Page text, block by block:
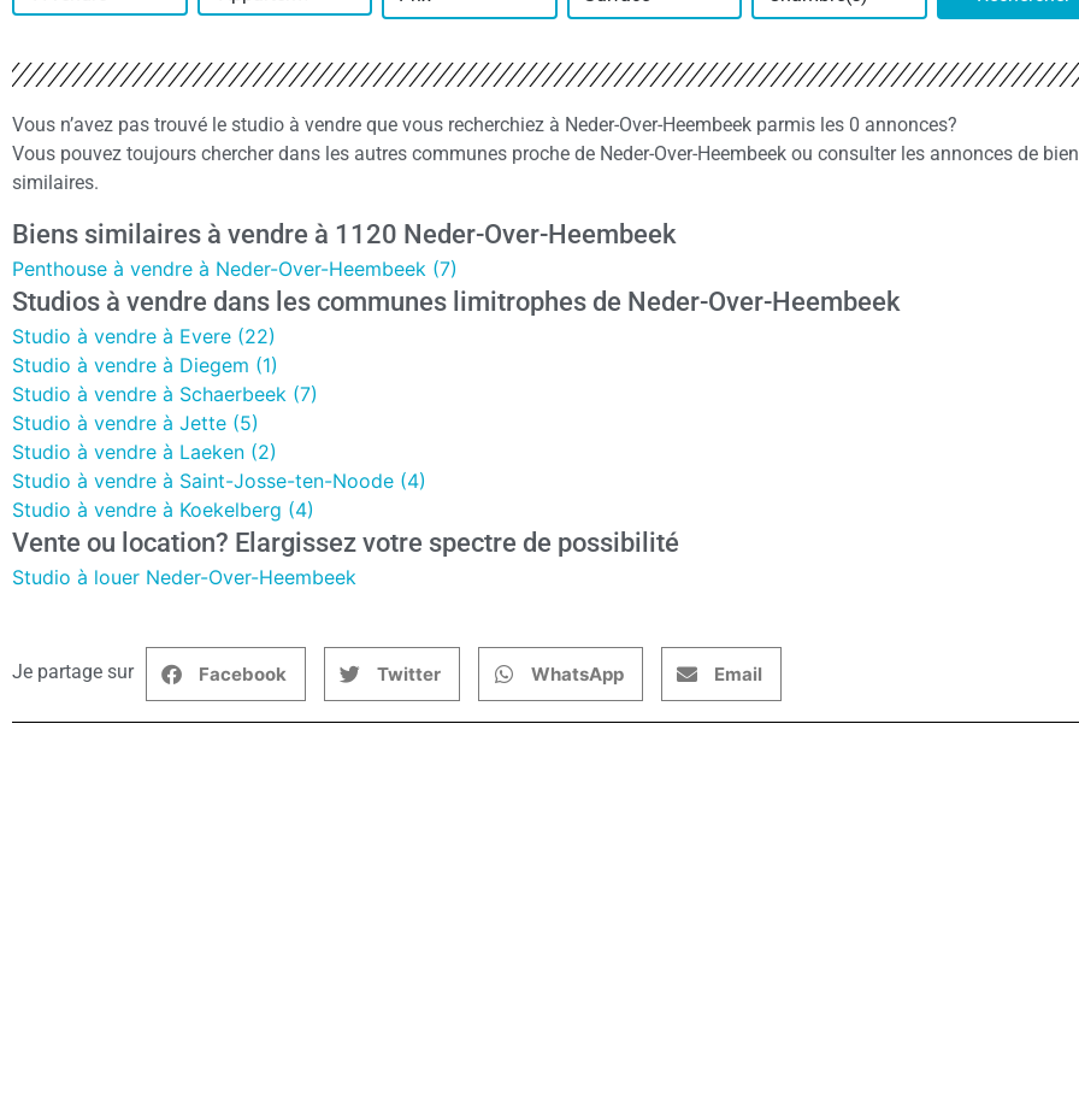
Vous n’avez pas trouvé le studio à vendre que vous recherchiez à Neder-Over-Heembeek parmis les 0 annonces?
Vous pouvez toujours chercher dans les autres communes proche de Neder-Over-Heembeek ou consulter les annonces de
similaires.
Biens similaires à vendre à 1120 Neder-Over-Heembeek
Penthouse à vendre à Neder-Over-Heembeek (7)
Studios à vendre dans les communes limitrophes de Neder-Over-Heembeek
Studio à vendre à Evere (22)
Studio à vendre à Diegem (1)
Studio à vendre à Schaerbeek (7)
Studio à vendre à Jette (5)
Studio à vendre à Laeken (2)
Studio à vendre à Saint-Josse-ten-Noode (4)
Studio à vendre à Koekelberg (4)
Vente ou location? Elargissez votre spectre de possibilité
Studio à louer Neder-Over-Heembeek
Je partage sur Facebook Twitter WhatsApp Email